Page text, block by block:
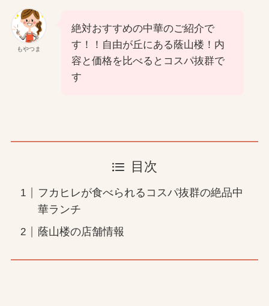
もやつま
絶対おすすめの中華のご紹介で
す！！自由が丘にある蔭山楼！内
容と価格を比べるとコスパ抜群で
す
目次
フカヒレが食べられるコスパ抜群の絶品中
華ランチ
蔭山楼の店舗情報